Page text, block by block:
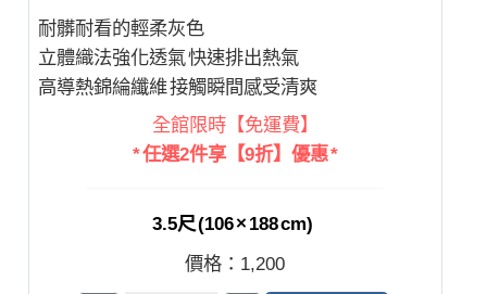
耐髒耐看的輕柔灰色
立體織法強化透氣 快速排出熱氣
高導熱錦綸纖維 接觸瞬間感受清爽
全館限時【免運費】
* 任選2件享【9折】優惠 *
3.5尺 (106 × 188 cm)
價格： 1,200